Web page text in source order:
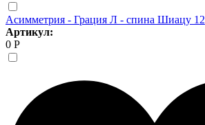
Асимметрия - Грация Л - спина Шиацу 12
Артикул:
0 Р